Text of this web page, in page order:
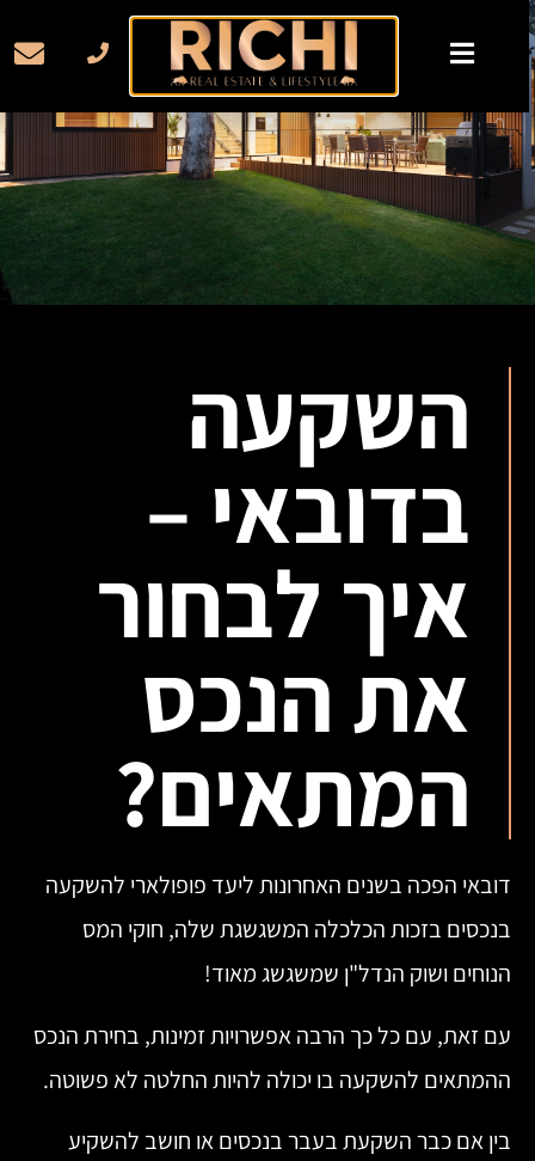
השקעה
בדובאי –
איך לבחור
את הנכס
המתאים?
דובאי הפכה בשנים האחרונות ליעד פופולארי להשקעה
בנכסים בזכות הכלכלה המשגשגת שלה, חוקי המס
הנוחים ושוק הנדל"ן שמשגשג מאוד!
עם זאת, עם כל כך הרבה אפשרויות זמינות, בחירת הנכס
ההמתאים להשקעה בו יכולה להיות החלטה לא פשוטה.
בין אם כבר השקעת בעבר בנכסים או חושב להשקיע